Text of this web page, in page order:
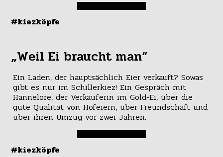
#kiezköpfe
„Weil Ei braucht man“
Ein Laden, der hauptsächlich Eier verkauft? Sowas
gibt es nur im Schillerkiez! Ein Gespräch mit
Hannelore, der Verkäuferin im Gold-Ei, über die
gute Qualität von Hofeiern, über Freundschaft und
über ihren Umzug vor zwei Jahren.
#kiezköpfe